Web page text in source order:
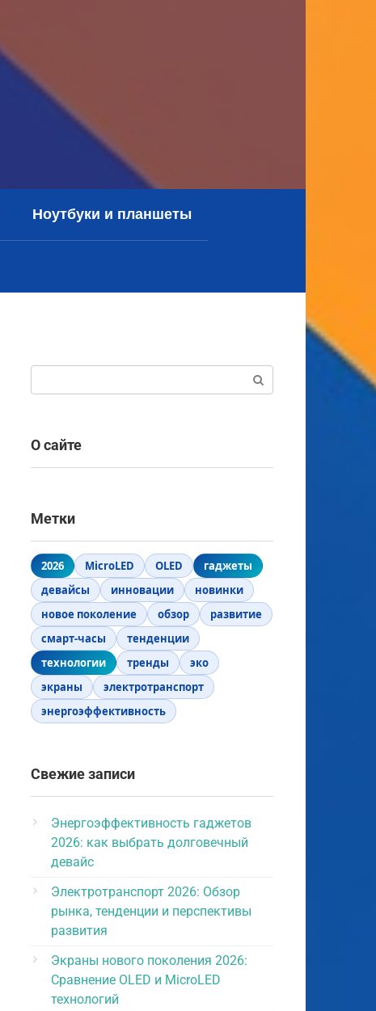
Ноутбуки и планшеты
О сайте
Метки
2026 MicroLED OLED
гаджеты
девайсы
инновации
новинки
новое поколение
обзор
развитие
смарт-часы
тенденции
технологии
тренды
эко
экраны
электротранспорт
энергоэффективность
Свежие записи
Энергоэффективность гаджетов
2026: как выбрать долговечный
девайс
Электротранспорт 2026: Обзор
рынка, тенденции и перспективы
развития
Экраны нового поколения 2026:
Сравнение OLED и MicroLED
технологий